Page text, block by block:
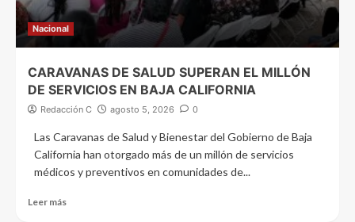
Nacional
CARAVANAS DE SALUD SUPERAN EL MILLÓN
DE SERVICIOS EN BAJA CALIFORNIA
Redacción C agosto 5, 2026 0
Las Caravanas de Salud y Bienestar del Gobierno de Baja
California han otorgado más de un millón de servicios
médicos y preventivos en comunidades de...
Leer más